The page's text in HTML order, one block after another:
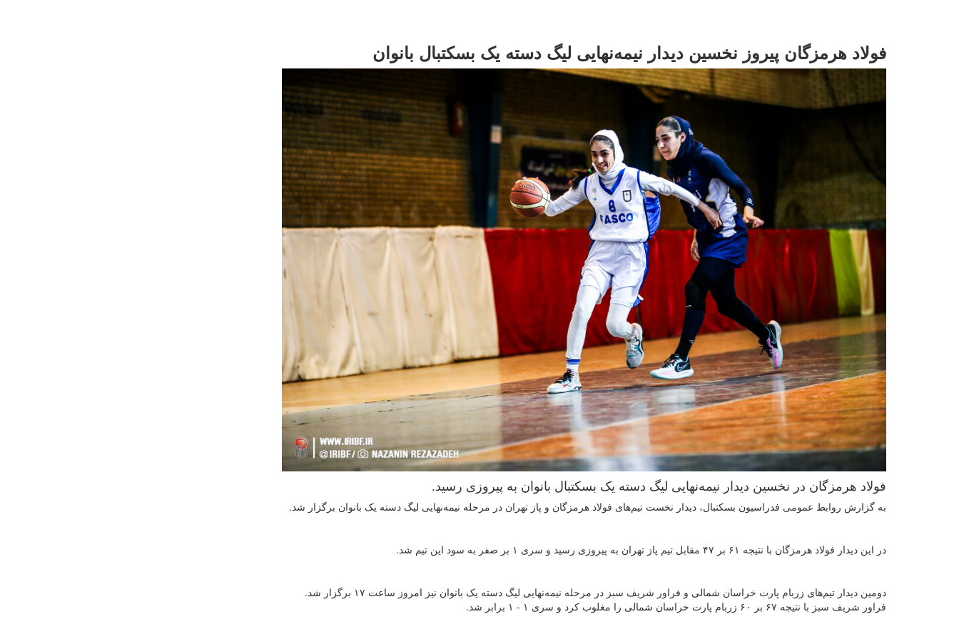
فولاد هرمزگان پیروز نخسین دیدار نیمه‌نهایی لیگ دسته یک بسکتبال بانوان
فولاد هرمزگان در نخسین دیدار نیمه‌نهایی لیگ دسته یک بسکتبال بانوان به پیروزی رسید.
به گزارش روابط عمومی فدراسیون بسکتبال، دیدار نخست تیم‌های فولاد هرمزگان و پاز تهران در مرحله نیمه‌نهایی لیگ دسته یک بانوان برگزار شد.
در این دیدار فولاد هرمزگان با نتیجه ۶۱ بر ۴۷ مقابل تیم پاز تهران به پیروزی رسید و سری ۱ بر صفر به سود این تیم شد.
دومین دیدار تیم‌های زربام پارت خراسان شمالی و فراور شریف سبز در مرحله نیمه‌نهایی لیگ دسته یک بانوان نیز امروز ساعت ۱۷ برگزار شد.
فراور شریف سبز با نتیجه ۶۷ بر ۶۰ زربام پارت خراسان شمالی را مغلوب کرد و سری ۱ - ۱‌ برابر شد.